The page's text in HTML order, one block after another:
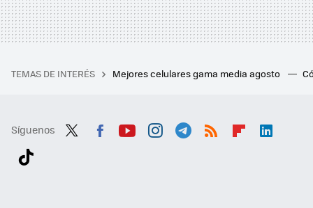
TEMAS DE INTERÉS Mejores celulares gama media agosto
Síguenos